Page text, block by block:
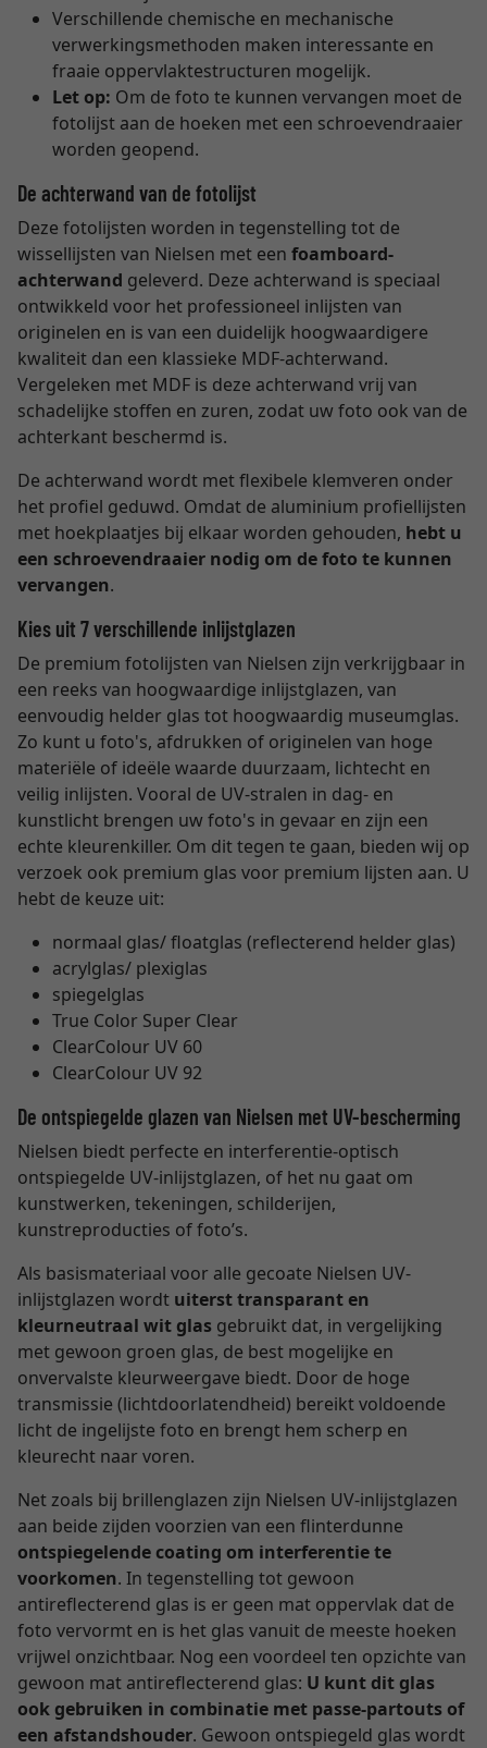
Verschillende chemische en mechanische
verwerkingsmethoden maken interessante en
fraaie oppervlaktestructuren mogelijk.
Let op: Om de foto te kunnen vervangen moet de
fotolijst aan de hoeken met een schroevendraaier
worden geopend.
De achterwand van de fotolijst
Deze fotolijsten worden in tegenstelling tot de
wissellijsten van Nielsen met een foamboard-
achterwand geleverd. Deze achterwand is speciaal
ontwikkeld voor het professioneel inlijsten van
originelen en is van een duidelijk hoogwaardigere
kwaliteit dan een klassieke MDF-achterwand.
Vergeleken met MDF is deze achterwand vrij van
schadelijke stoffen en zuren, zodat uw foto ook van de
achterkant beschermd is.
De achterwand wordt met flexibele klemveren onder
het profiel geduwd. Omdat de aluminium profiellijsten
met hoekplaatjes bij elkaar worden gehouden, hebt u
een schroevendraaier nodig om de foto te kunnen
vervangen.
Kies uit 7 verschillende inlijstglazen
De premium fotolijsten van Nielsen zijn verkrijgbaar in
een reeks van hoogwaardige inlijstglazen, van
eenvoudig helder glas tot hoogwaardig museumglas.
Zo kunt u foto's, afdrukken of originelen van hoge
materiële of ideële waarde duurzaam, lichtecht en
veilig inlijsten. Vooral de UV-stralen in dag- en
kunstlicht brengen uw foto's in gevaar en zijn een
echte kleurenkiller. Om dit tegen te gaan, bieden wij op
verzoek ook premium glas voor premium lijsten aan. U
hebt de keuze uit:
normaal glas/ floatglas (reflecterend helder glas)
acrylglas/ plexiglas
spiegelglas
True Color Super Clear
ClearColour UV 60
ClearColour UV 92
De ontspiegelde glazen van Nielsen met UV-bescherming
Nielsen biedt perfecte en interferentie-optisch
ontspiegelde UV-inlijstglazen, of het nu gaat om
kunstwerken, tekeningen, schilderijen,
kunstreproducties of foto’s.
Als basismateriaal voor alle gecoate Nielsen UV-
inlijstglazen wordt uiterst transparant en
kleurneutraal wit glas gebruikt dat, in vergelijking
met gewoon groen glas, de best mogelijke en
onvervalste kleurweergave biedt. Door de hoge
transmissie (lichtdoorlatendheid) bereikt voldoende
licht de ingelijste foto en brengt hem scherp en
kleurecht naar voren.
Net zoals bij brillenglazen zijn Nielsen UV-inlijstglazen
aan beide zijden voorzien van een flinterdunne
ontspiegelende coating om interferentie te
voorkomen. In tegenstelling tot gewoon
antireflecterend glas is er geen mat oppervlak dat de
foto vervormt en is het glas vanuit de meeste hoeken
vrijwel onzichtbaar. Nog een voordeel ten opzichte van
gewoon mat antireflecterend glas: U kunt dit glas
ook gebruiken in combinatie met passe-partouts of
een afstandshouder. Gewoon ontspiegeld glas wordt